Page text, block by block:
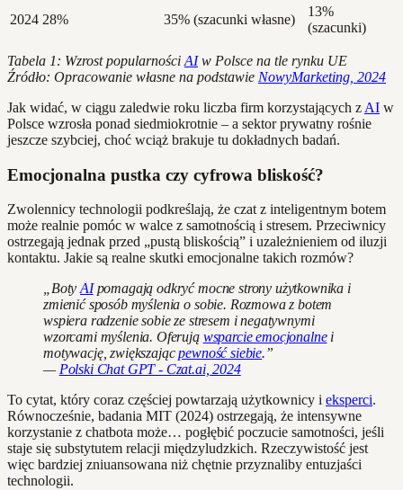
2024 28% 35% (szacunki własne)
13%
(szacunki)
Tabela 1: Wzrost popularności AIw Polsce na tle rynku UE
Źródło: Opracowanie własne na podstawie NowyMarketing, 2024
Jak widać, w ciągu zaledwie roku liczba firm korzystających z AI w
Polsce wzrosła ponad siedmiokrotnie – a sektor prywatny rośnie
jeszcze szybciej, choć wciąż brakuje tu dokładnych badań.
Emocjonalna pustka czy cyfrowa bliskość?
Zwolennicy technologii podkreślają, że czat z inteligentnym botem
może realnie pomóc w walce z samotnością i stresem. Przeciwnicy
ostrzegają jednak przed „pustą bliskością” i uzależnieniem od iluzji
kontaktu. Jakie są realne skutki emocjonalne takich rozmów?
„BotyAIpomagają odkryć mocne strony użytkownika i
zmienić sposób myślenia o sobie. Rozmowa z botem
wspiera radzenie sobie ze stresem i negatywnymi
wzorcami myślenia. Oferują wsparcie emocjonalnei
motywację, zwiększającpewność siebie.”
— Polski Chat GPT - Czat.ai, 2024
To cytat, który coraz częściej powtarzają użytkownicy i eksperci.
Równocześnie, badania MIT (2024) ostrzegają, że intensywne
korzystanie z chatbota może… pogłębić poczucie samotności, jeśli
staje się substytutem relacji międzyludzkich. Rzeczywistość jest
więc bardziej zniuansowana niż chętnie przyznaliby entuzjaści
technologii.